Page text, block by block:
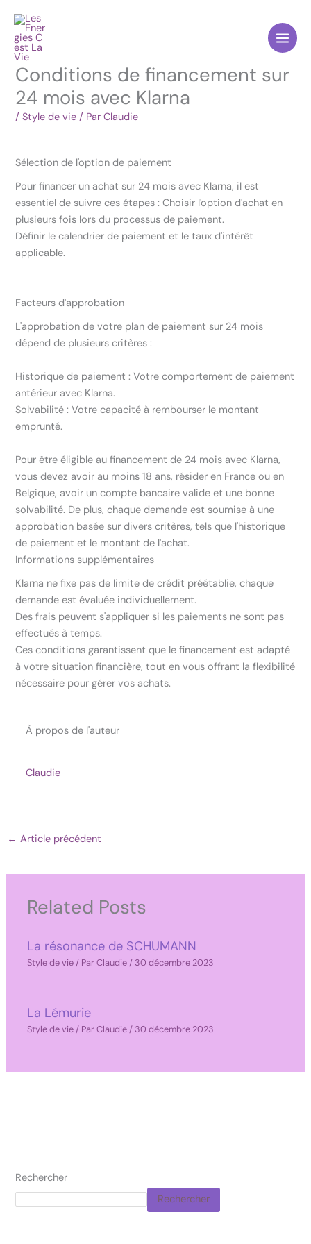
contenu
Rechercher
Rechercher
Conditions de financement sur
24 mois avec Klarna
/Style de vie / ParClaudie
Sélection de l'option de paiement
Pour financer un achat sur 24 mois avec Klarna, il est
essentiel de suivre ces étapes : Choisir l'option d'achat en
plusieurs fois lors du processus de paiement.
Définir le calendrier de paiement et le taux d'intérêt
applicable.
Facteurs d'approbation
L'approbation de votre plan de paiement sur 24 mois
dépend de plusieurs critères :
Historique de paiement : Votre comportement de paiement
antérieur avec Klarna.
Solvabilité : Votre capacité à rembourser le montant
emprunté.
Pour être éligible au financement de 24 mois avec Klarna,
vous devez avoir au moins 18 ans, résider en France ou en
Belgique, avoir un compte bancaire valide et une bonne
solvabilité. De plus, chaque demande est soumise à une
approbation basée sur divers critères, tels que l'historique
de paiement et le montant de l'achat.
Informations supplémentaires
Klarna ne fixe pas de limite de crédit préétablie, chaque
demande est évaluée individuellement.
Des frais peuvent s'appliquer si les paiements ne sont pas
effectués à temps.
Ces conditions garantissent que le financement est adapté
à votre situation financière, tout en vous offrant la flexibilité
nécessaire pour gérer vos achats.
À propos de l'auteur
Claudie
← Article précédent
Related Posts
La résonance de SCHUMANN
Style de vie / ParClaudie / 30 décembre 2023
La Lémurie
Style de vie/ ParClaudie/ 30 décembre 2023